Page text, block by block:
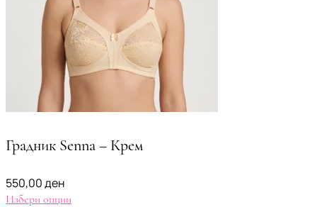
Градник Senna – Крем
550,00ден
Избери опции